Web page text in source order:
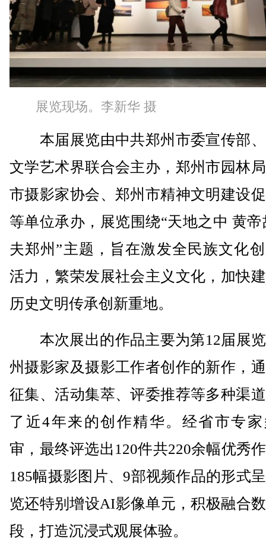
展览现场。李新华 摄
本届展览由中共郑州市委宣传部
文学艺术界联合会主办，郑州市园林
市摄影家协会、郑州市精神文明建设
等单位承办，展览围绕“天地之中 黄帝
夫郑州”主题，旨在激发全民族文化
活力，繁荣发展社会主义文化，加快
历史文明传承创新重地。
本次展出的作品主要为第12届展
州摄影家及摄影工作者创作的新作，
征集、活动集萃、评委推荐等多种渠
了近4年来的创作精华。经省市专
审，最终评选出120件共220余幅优秀
185幅摄影图片、9部视频作品的形式
览还特别增设AI影像单元，积极融合
段，打造沉浸式观展体验。